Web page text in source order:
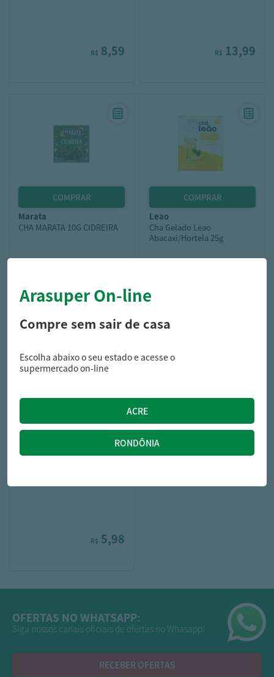
R$ 8,59 R$ 13,99
marata
CHA MARATA 10G CIDREIRA
R$ 3,19
R$ 3,89
leao
Cha Gelado Leao
Abacaxi/Hortela 25g
R$ 5,98
OFERTAS NO WHATSAPP:
Siga nossos canais oficiais de ofertas no Whasapp!
RECEBER OFERTAS
Arasuper On-line
Compre sem sair de casa
Escolha abaixo o seu estado e acesse o
supermercado on-line